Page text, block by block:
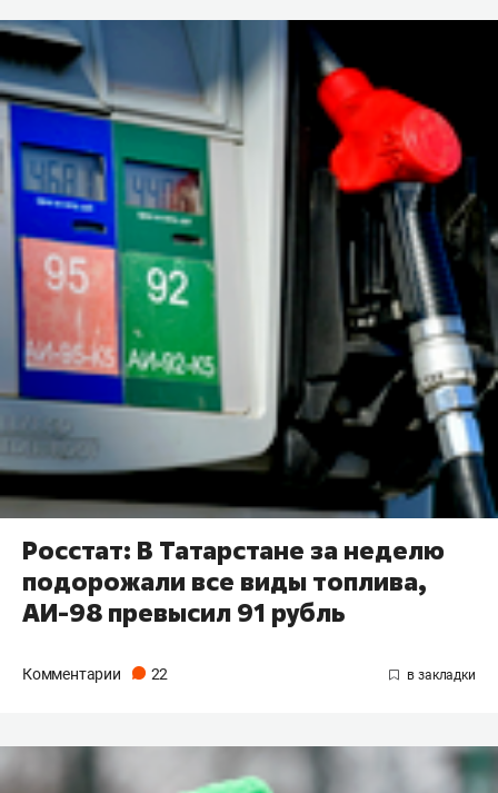
Росстат: В Татарстане за неделю
подорожали все виды топлива,
АИ-98 превысил 91 рубль
Комментарии 22